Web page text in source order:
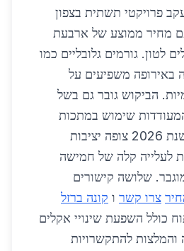
פרויקטי תשתית בצפון
מחיר ממוצע של ארבעת
לטון. גורמים גלובליים כמו
באירופה משפיעים על
הביקוש גובר גם בשל
שימוש במתכות
ממוחזרות. תחזית לשנת 2026 צופה יציבות
לעלייה קלה של חמישה
שלושה קישורים
צרו קשר ו קונה ברזל
כולל השפעת שינויי אקלים
להתקשרויות